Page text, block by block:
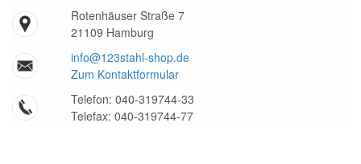
Rotenhäuser Straße 7
21109 Hamburg
info@123stahl-shop.de
Zum Kontaktformular
Telefon: 040-319744-33
Telefax: 040-319744-77